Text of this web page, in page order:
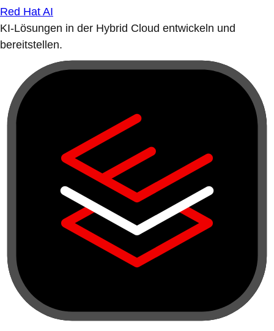
Red Hat AI
KI-Lösungen in der Hybrid Cloud entwickeln und
bereitstellen.